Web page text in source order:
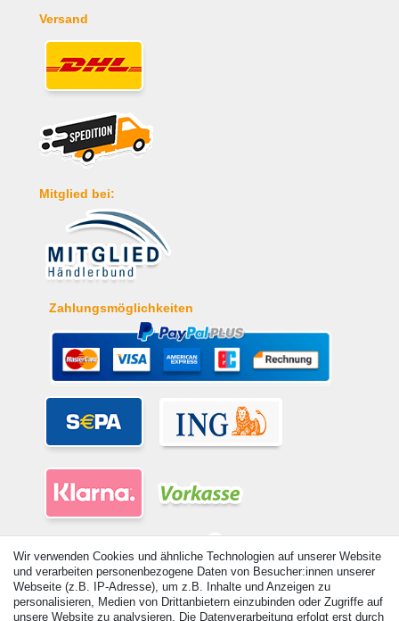
Versand
Mitglied bei:
Zahlungsmöglichkeiten
© Copyright 2026 | Alle Rechte vorbehalten. - Alle Rechte vorbehalten.
Wir verwenden Cookies und ähnliche Technologien auf unserer Website
und verarbeiten personenbezogene Daten von Besucher:innen unserer
Webseite (z.B. IP-Adresse), um z.B. Inhalte und Anzeigen zu
personalisieren, Medien von Drittanbietern einzubinden oder Zugriffe auf
unsere Website zu analysieren. Die Datenverarbeitung erfolgt erst durch